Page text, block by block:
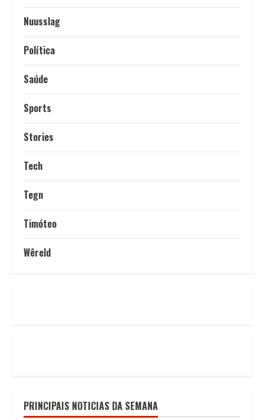
Nuusslag
Política
Saúde
Sports
Stories
Tech
Tegn
Timóteo
Wêreld
PRINCIPAIS NOTICIAS DA SEMANA